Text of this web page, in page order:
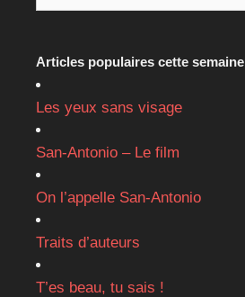
Articles populaires cette semaine
Les yeux sans visage
San-Antonio – Le film
On l’appelle San-Antonio
Traits d’auteurs
T’es beau, tu sais !